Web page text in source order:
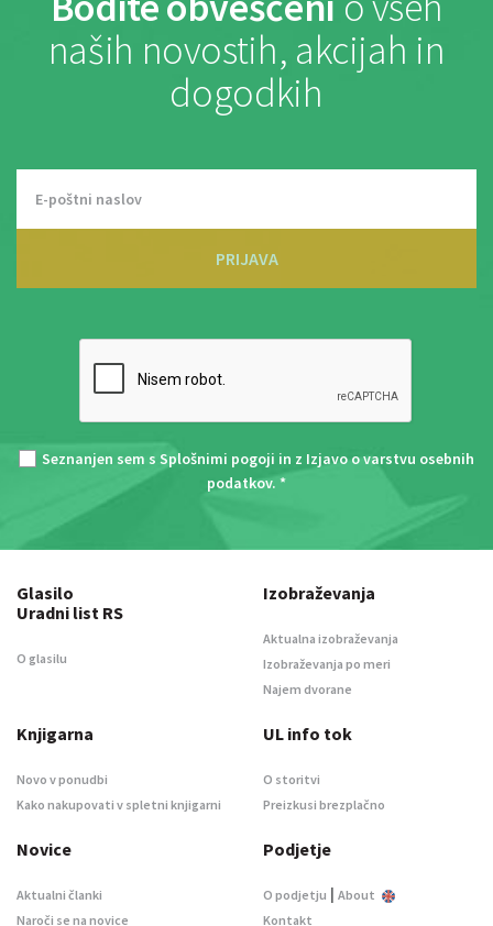
naših novostih, akcijah in
dogodkih
PRIJAVA
Seznanjen sem s Splošnimi pogoji in z Izjavo o varstvu osebnih
podatkov. *
Glasilo
Uradni list RS
O glasilu
Izobraževanja
Aktualna izobraževanja
Izobraževanja po meri
Najem dvorane
Knjigarna
Novo v ponudbi
Kako nakupovati v spletni knjigarni
UL info tok
O storitvi
Preizkusi brezplačno
Novice
Aktualni članki
Naroči se na novice
Podjetje
O podjetju | About
Kontakt